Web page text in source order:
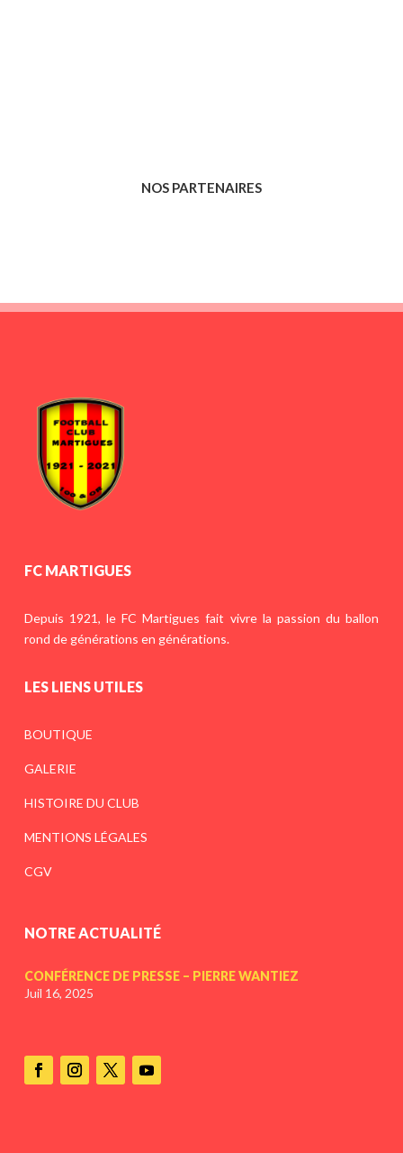
NOS PARTENAIRES
FC MARTIGUES
Depuis 1921, le FC Martigues fait vivre la passion du ballon
rond de générations en générations.
LES LIENS UTILES
BOUTIQUE
GALERIE
HISTOIRE DU CLUB
MENTIONS LÉGALES
CGV
NOTRE ACTUALITÉ
CONFÉRENCE DE PRESSE – PIERRE WANTIEZ
Juil 16, 2025